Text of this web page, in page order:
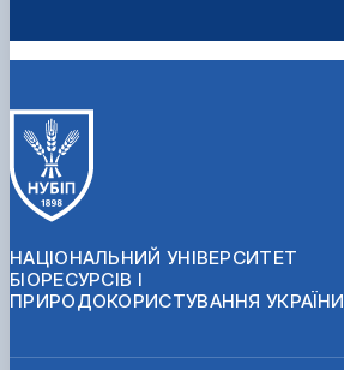
НАЦІОНАЛЬНИЙ УНІВЕРСИТЕТ
БІОРЕСУРСІВ І
ПРИРОДОКОРИСТУВАННЯ УКРАЇНИ